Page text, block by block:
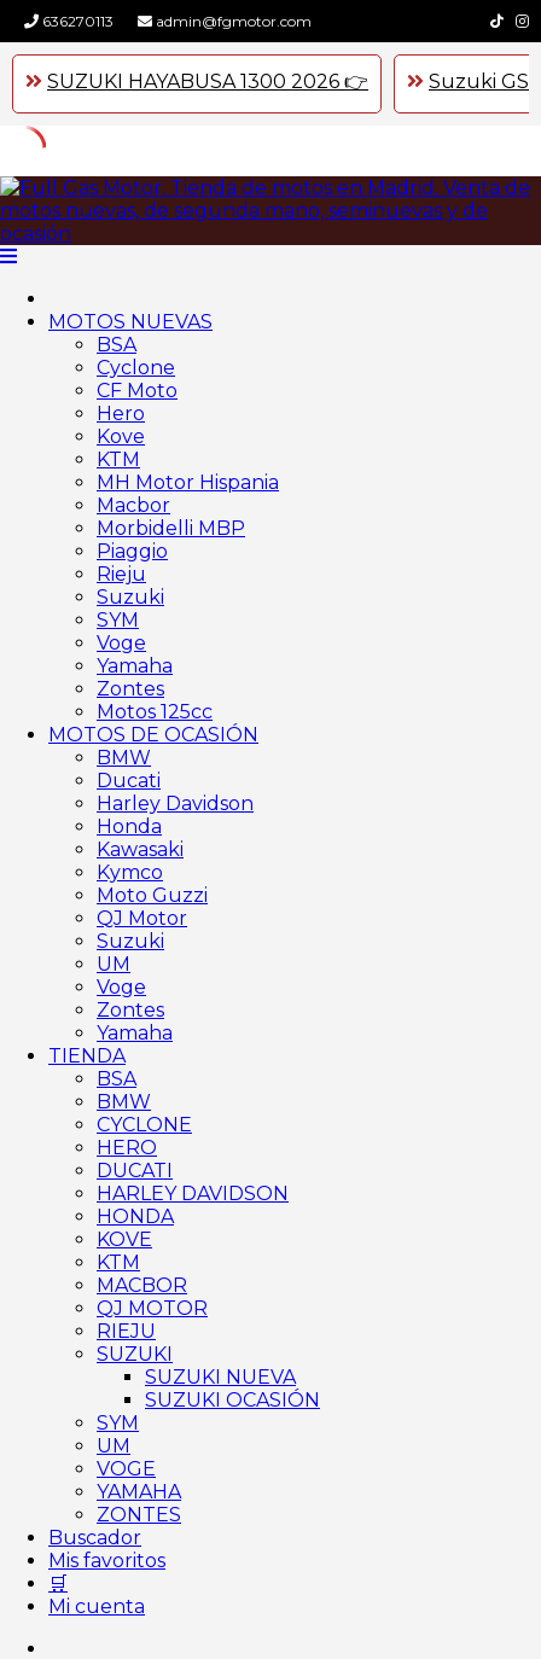
636270113 admin@fgmotor.com
SUZUKI HAYABUSA 1300 2026 👉 Suzuki
Skip
to
content
MOTOS NUEVAS
BSA
Cyclone
CF Moto
Hero
Kove
KTM
MH Motor Hispania
Macbor
Morbidelli MBP
Piaggio
Rieju
Suzuki
SYM
Voge
Yamaha
Zontes
Motos 125cc
MOTOS DE OCASIÓN
BMW
Ducati
Harley Davidson
Honda
Kawasaki
Kymco
Moto Guzzi
QJ Motor
Suzuki
UM
Voge
Zontes
Yamaha
TIENDA
BSA
BMW
CYCLONE
HERO
DUCATI
HARLEY DAVIDSON
HONDA
KOVE
KTM
MACBOR
QJ MOTOR
RIEJU
SUZUKI
SUZUKI NUEVA
SUZUKI OCASIÓN
SYM
UM
VOGE
YAMAHA
ZONTES
Buscador
Mis favoritos
🛒
Mi cuenta